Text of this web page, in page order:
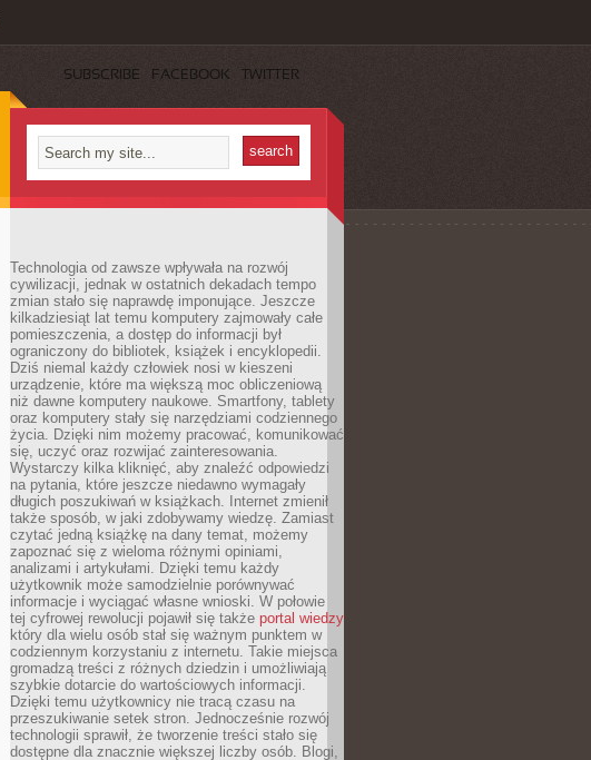
SUBSCRIBE FACEBOOK TWITTER
Technologia od zawsze wpływała na rozwój
cywilizacji, jednak w ostatnich dekadach tempo
zmian stało się naprawdę imponujące. Jeszcze
kilkadziesiąt lat temu komputery zajmowały całe
pomieszczenia, a dostęp do informacji był
ograniczony do bibliotek, książek i encyklopedii.
Dziś niemal każdy człowiek nosi w kieszeni
urządzenie, które ma większą moc obliczeniową
niż dawne komputery naukowe. Smartfony, tablety
oraz komputery stały się narzędziami codziennego
życia. Dzięki nim możemy pracować, komunikować
się, uczyć oraz rozwijać zainteresowania.
Wystarczy kilka kliknięć, aby znaleźć odpowiedzi
na pytania, które jeszcze niedawno wymagały
długich poszukiwań w książkach. Internet zmienił
także sposób, w jaki zdobywamy wiedzę. Zamiast
czytać jedną książkę na dany temat, możemy
zapoznać się z wieloma różnymi opiniami,
analizami i artykułami. Dzięki temu każdy
użytkownik może samodzielnie porównywać
informacje i wyciągać własne wnioski. W połowie
tej cyfrowej rewolucji pojawił się także portal wiedzy
który dla wielu osób stał się ważnym punktem w
codziennym korzystaniu z internetu. Takie miejsca
gromadzą treści z różnych dziedzin i umożliwiają
szybkie dotarcie do wartościowych informacji.
Dzięki temu użytkownicy nie tracą czasu na
przeszukiwanie setek stron. Jednocześnie rozwój
technologii sprawił, że tworzenie treści stało się
dostępne dla znacznie większej liczby osób. Blogi,